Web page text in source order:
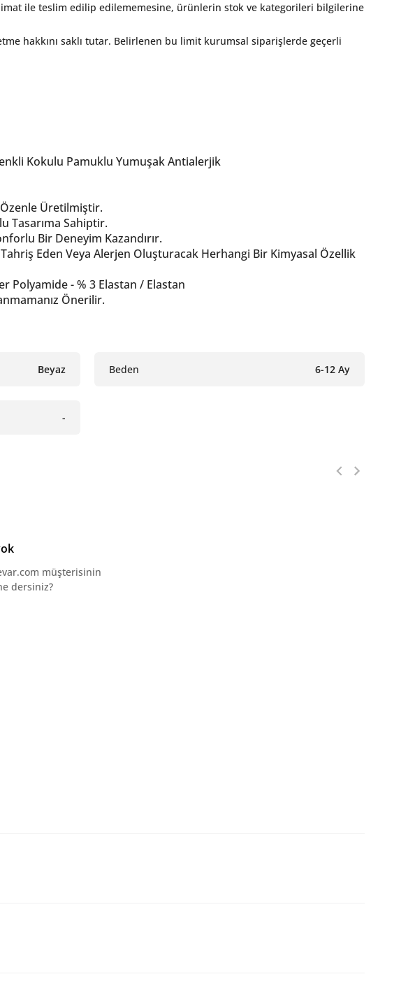
ile teslim edilip edilememesine, ürünlerin stok ve kategorileri bilgilerine
hakkını saklı tutar. Belirlenen bu limit kurumsal siparişlerde geçerli
Kokulu Pamuklu Yumuşak Antialerjik
Üretilmiştir.
Tasarıma Sahiptir.
Bir Deneyim Kazandırır.
Eden Veya Alerjen Oluşturacak Herhangi Bir Kimyasal Özellik
Polyamide - % 3 Elastan / Elastan
Önerilir.
Beyaz Beden 6-12 Ay
-
müşterisinin
dersiniz?